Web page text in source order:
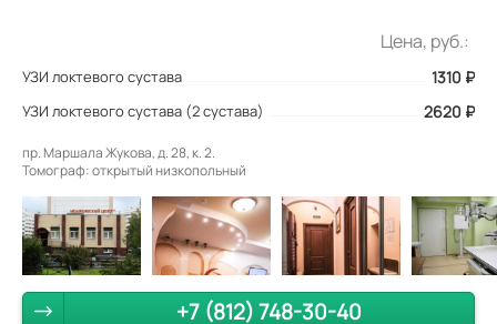
Цена, руб.:
УЗИ локтевого сустава 1310 ₽
УЗИ локтевого сустава (2 сустава) 2620 ₽
пр. Маршала Жукова, д. 28, к. 2.
Томограф: открытый низкопольный
+7 (812) 748-30-40